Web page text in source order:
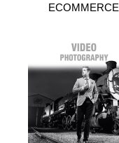
ECOMMERCE